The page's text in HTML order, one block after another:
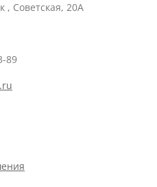
, Советская, 20А
89